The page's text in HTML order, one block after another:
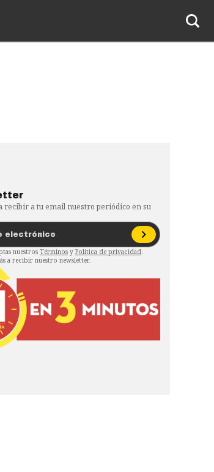
recibir a tu email nuestro periódico en su
nuestros Términos y Política de privacidad.
a recibir nuestro newsletter.